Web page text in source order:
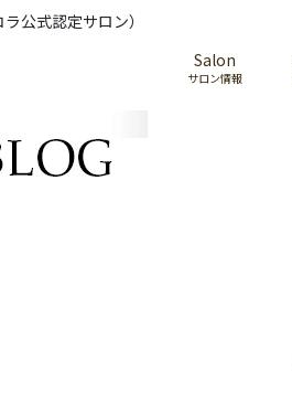
公式認定サロン）
Salon
サロン情報